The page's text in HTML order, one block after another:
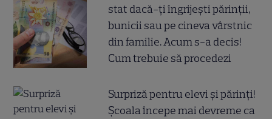
stat dacă-ți îngrijești părinții,
bunicii sau pe cineva vârstnic
din familie. Acum s-a decis!
Cum trebuie să procedezi
Surpriză pentru elevi și părinți!
Școala începe mai devreme ca